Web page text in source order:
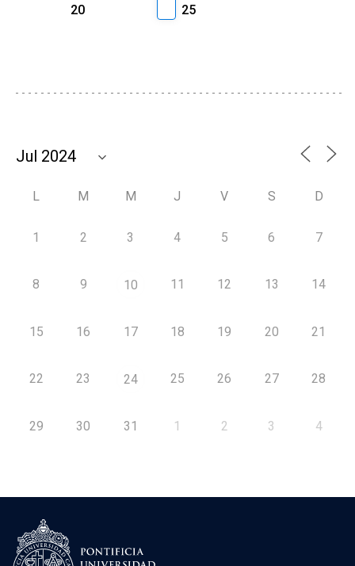
20
25
L M M J V S D
1 2 3 4 5 6 7
8 9 10 11 12 13 14
15 16 17 18 19 20 21
22 23 24 25 26 27 28
29 30 31 1 2 3 4